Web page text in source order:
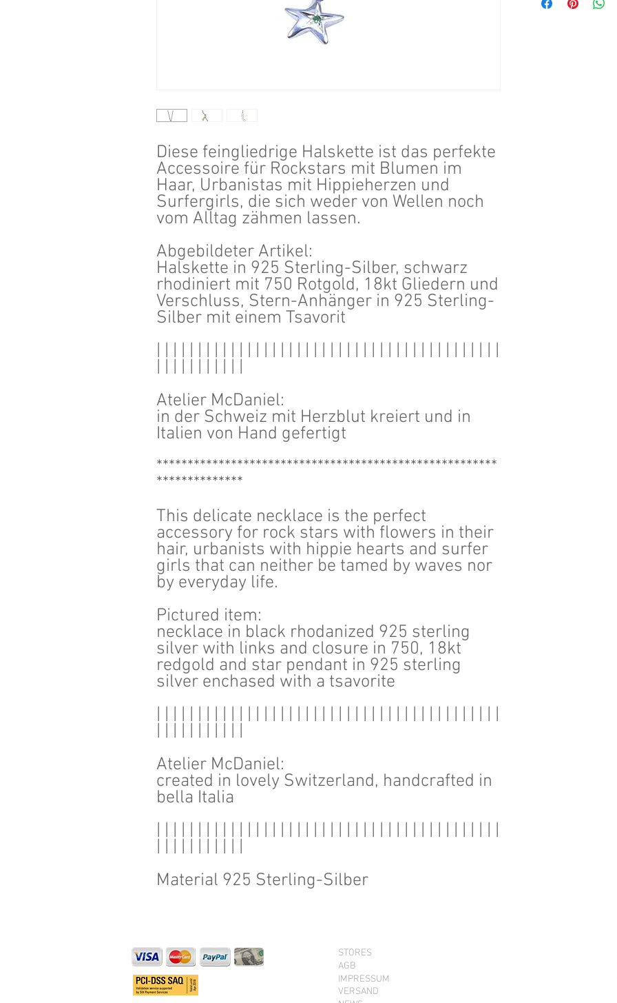
Diese feingliedrige Halskette ist das perfekte
Accessoire für Rockstars mit Blumen im
Haar, Urbanistas mit Hippieherzen und
Surfergirls, die sich weder von Wellen noch
vom Alltag zähmen lassen.
Abgebildeter Artikel:
Halskette in 925 Sterling-Silber, schwarz
rhodiniert mit 750 Rotgold, 18kt Gliedern und
Verschluss, Stern-Anhänger in 925 Sterling-
Silber mit einem Tsavorit
Atelier McDaniel:
in der Schweiz mit Herzblut kreiert und in
Italien von Hand gefertigt
*******************************************************
**************
This delicate necklace is the perfect
accessory for rock stars with flowers in their
hair, urbanists with hippie hearts and surfer
girls that can neither be tamed by waves nor
by everyday life.
Pictured item:
necklace in black rhodanized 925 sterling
silver with links and closure in 750, 18kt
redgold and star pendant in 925 sterling
silver enchased with a tsavorite
Atelier McDaniel:
created in lovely Switzerland, handcrafted in
bella Italia
Material 925 Sterling-Silber
STORES
AGB
IMPRESSUM
VERSAND